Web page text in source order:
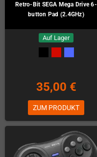
Retro-Bit SEGA Mega Drive 6-
button Pad (2.4GHz)
Auf Lager
35,00 €
ZUM PRODUKT